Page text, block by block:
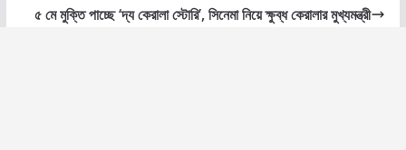
৫ মে মুক্তি পাচ্ছে ‘দ্য কেরালা স্টোরি’, সিনেমা নিয়ে ক্ষুব্ধ কেরালার মুখ্যমন্ত্রী